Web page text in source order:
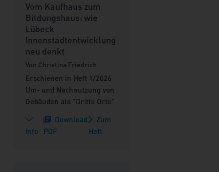
Vom Kaufhaus zum
Bildungshaus: wie
Lübeck
Innenstadtentwicklung
neu denkt
Von Christina Friedrich
Erschienen in Heft 1/2026
Um- und Nachnutzung von
Gebäuden als "Dritte Orte"
Info
Download
PDF
Zum
Heft